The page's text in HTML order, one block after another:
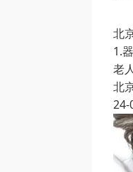
北
1.
老
北
24-